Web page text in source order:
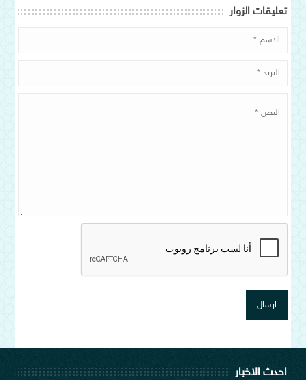
تعلیقات الزوار
احدث الاخبار